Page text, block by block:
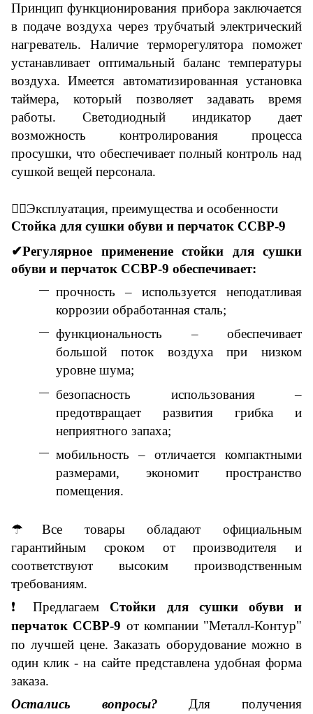
Принцип функционирования прибора заключается
в подаче воздуха через трубчатый электрический
нагреватель. Наличие терморегулятора поможет
устанавливает оптимальный баланс температуры
воздуха. Имеется автоматизированная установка
таймера, который позволяет задавать время
работы. Светодиодный индикатор дает
возможность контролирования процесса
просушки, что обеспечивает полный контроль над
сушкой вещей персонала.
👇🏼Эксплуатация, преимущества и особенности
Стойка для сушки обуви и перчаток ССВР-9
✔Регулярное применение стойки для сушки
обуви и перчаток ССВР-9 обеспечивает:
прочность – используется неподатливая
коррозии обработанная сталь;
функциональность – обеспечивает
большой поток воздуха при низком
уровне шума;
безопасность использования –
предотвращает развития грибка и
неприятного запаха;
мобильность – отличается компактными
размерами, экономит пространство
помещения.
☂ Все товары обладают официальным
гарантийным сроком от производителя и
соответствуют высоким производственным
требованиям.
❗
Предлагаем Стойки для сушки обуви и
перчаток ССВР-9 откомпании "Металл-Контур"
по лучшей цене. Заказать оборудование можно в
один клик - на сайте представлена удобная форма
заказа.
Остались вопросы? Для получения